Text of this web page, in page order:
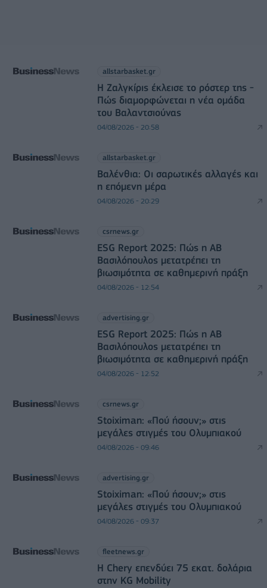
allstarbasket.gr
Η Ζαλγκίρις έκλεισε το ρόστερ της -
Πώς διαμορφώνεται η νέα ομάδα
του Βαλαντσιούνας
04/08/2026 - 20:58
allstarbasket.gr
Βαλένθια: Οι σαρωτικές αλλαγές και
η επόμενη μέρα
04/08/2026 - 20:29
csrnews.gr
ESG Report 2025: Πώς η ΑΒ
Βασιλόπουλος μετατρέπει τη
βιωσιμότητα σε καθημερινή πράξη
04/08/2026 - 12:54
advertising.gr
ESG Report 2025: Πώς η ΑΒ
Βασιλόπουλος μετατρέπει τη
βιωσιμότητα σε καθημερινή πράξη
04/08/2026 - 12:52
csrnews.gr
Stoiximan: «Πού ήσουν;» στις
μεγάλες στιγμές του Ολυμπιακού
04/08/2026 - 09:46
advertising.gr
Stoiximan: «Πού ήσουν;» στις
μεγάλες στιγμές του Ολυμπιακού
04/08/2026 - 09:37
fleetnews.gr
Η Chery επενδύει 75 εκατ. δολάρια
στην KG Mobility